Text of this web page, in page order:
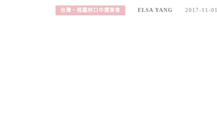
台灣。桃園林口中壢美食 ELSA YANG 2017-11-01